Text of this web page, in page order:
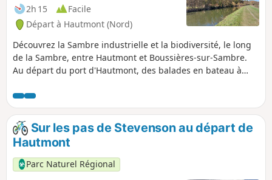
2h 15
Facile
Départ à Hautmont (Nord)
Découvrez la Sambre industrielle et la biodiversité, le long
de la Sambre, entre Hautmont et Boussières-sur-Sambre.
Au départ du port d'Hautmont, des balades en bateau à
agréablement, cette balade à pied.
Sur les pas de Stevenson au départ de
Hautmont
Parc Naturel Régional